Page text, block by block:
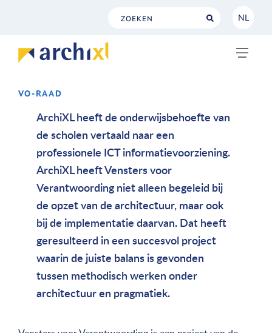
NL
VO-RAAD
ArchiXL heeft de onderwijsbehoefte van
de scholen vertaald naar een
professionele ICT informatievoorziening.
ArchiXL heeft Vensters voor
Verantwoording niet alleen begeleid bij
de opzet van de architectuur, maar ook
bij de implementatie daarvan. Dat heeft
geresulteerd in een succesvol project
waarin de juiste balans is gevonden
tussen methodisch werken onder
architectuur en pragmatiek.